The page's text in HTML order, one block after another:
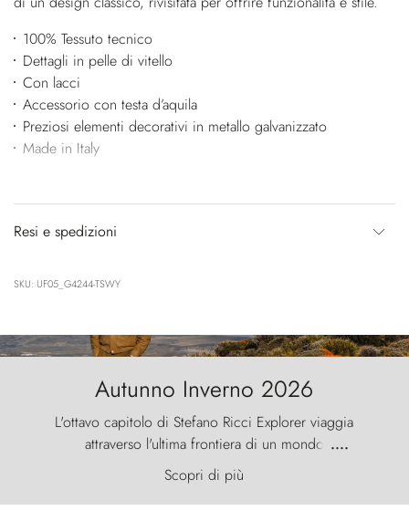
100% Tessuto tecnico
Dettagli in pelle di vitello
Con lacci
Accessorio con testa d’aquila
Preziosi elementi decorativi in metallo galvanizzato
Made in Italy
Resi e spedizioni
SKU: UF05_G4244-TSWY
Autunno Inverno 2026
L'ottavo capitolo di Stefano Ricci Explorer viaggia
attraverso l'ultima frontiera di un mondo
primordiale, dove il vento scolpisce la natura con
furia ancestrale e le Torres del Paine sfidano il
cielo come sentinelle di pietra.
....
Scopri di più